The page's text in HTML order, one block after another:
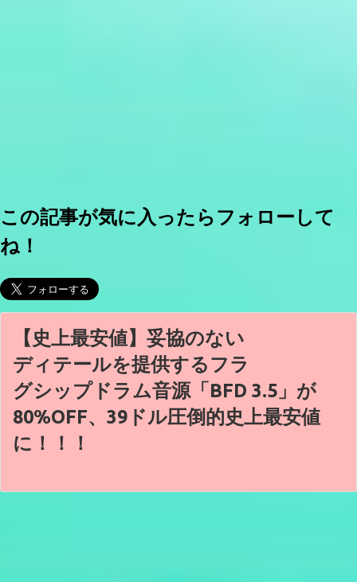
この記事が気に入ったらフォローして
ね！
【史上最安値】妥協のない
ディテールを提供するフラ
グシップドラム音源「BFD 3.5」が
80%OFF、39ドル圧倒的史上最安値
に！！！